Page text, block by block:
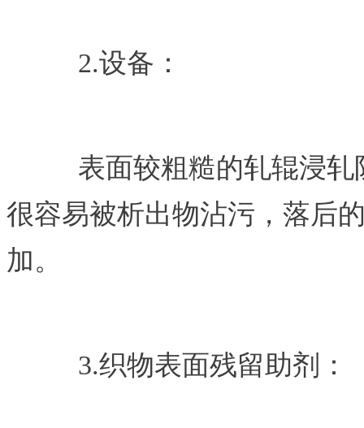
2.设备：
表面较粗糙的轧辊浸
很容易被析出物沾污，落后
加。
3.织物表面残留助剂：